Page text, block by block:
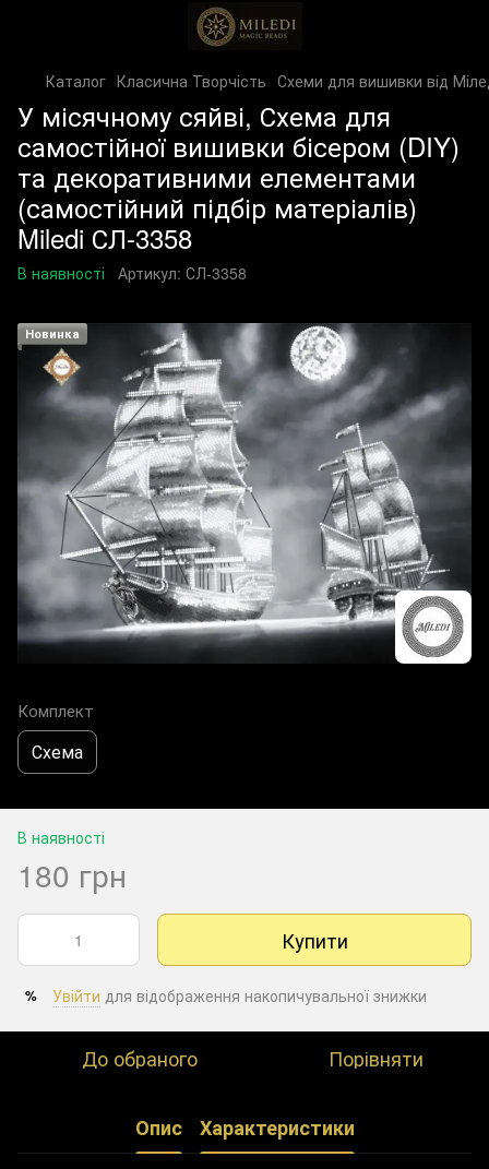
Каталог Класична Творчість Схеми для вишивки від
У місячному сяйві, Схема для
самостійної вишивки бісером (DIY)
та декоративними елементами
(самостійний підбір матеріалів)
Miledi СЛ-3358
В наявності Артикул: СЛ-3358
Новинка
Комплект
Схема
В наявності
180 грн
Купити
% Увійти для відображення накопичувальної знижки
До обраного Порівняти
Опис Характеристики